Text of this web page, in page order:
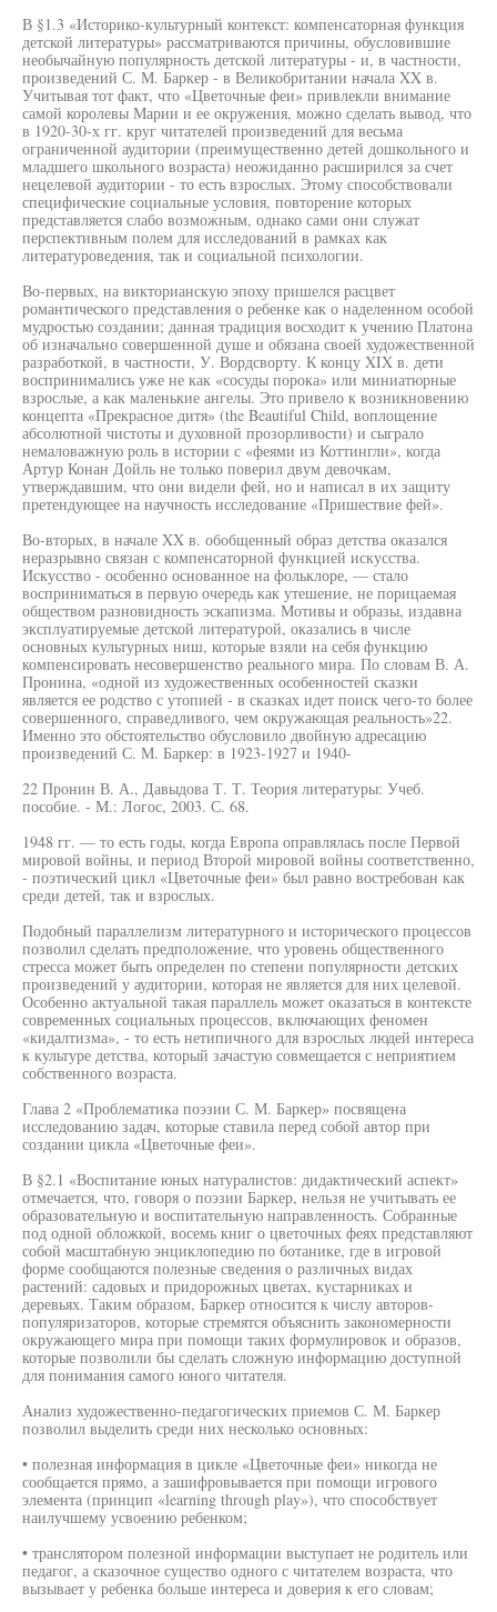
В §1.3 «Историко-культурный контекст: компенсаторная функция
детской литературы» рассматриваются причины, обусловившие
необычайную популярность детской литературы - и, в частности,
произведений С. М. Баркер - в Великобритании начала XX в.
Учитывая тот факт, что «Цветочные феи» привлекли внимание
самой королевы Марии и ее окружения, можно сделать вывод, что
в 1920-30-х гг. круг читателей произведений для весьма
ограниченной аудитории (преимущественно детей дошкольного и
младшего школьного возраста) неожиданно расширился за счет
нецелевой аудитории - то есть взрослых. Этому способствовали
специфические социальные условия, повторение которых
представляется слабо возможным, однако сами они служат
перспективным полем для исследований в рамках как
литературоведения, так и социальной психологии.
Во-первых, на викторианскую эпоху пришелся расцвет
романтического представления о ребенке как о наделенном особой
мудростью создании; данная традиция восходит к учению Платона
об изначально совершенной душе и обязана своей художественной
разработкой, в частности, У. Вордсворту. К концу XIX в. дети
воспринимались уже не как «сосуды порока» или миниатюрные
взрослые, а как маленькие ангелы. Это привело к возникновению
концепта «Прекрасное дитя» (the Beautiful Child, воплощение
абсолютной чистоты и духовной прозорливости) и сыграло
немаловажную роль в истории с «феями из Коттингли», когда
Артур Конан Дойль не только поверил двум девочкам,
утверждавшим, что они видели фей, но и написал в их защиту
претендующее на научность исследование «Пришествие фей».
Во-вторых, в начале XX в. обобщенный образ детства оказался
неразрывно связан с компенсаторной функцией искусства.
Искусство - особенно основанное на фольклоре, — стало
восприниматься в первую очередь как утешение, не порицаемая
обществом разновидность эскапизма. Мотивы и образы, издавна
эксплуатируемые детской литературой, оказались в числе
основных культурных ниш, которые взяли на себя функцию
компенсировать несовершенство реального мира. По словам В. А.
Пронина, «одной из художественных особенностей сказки
является ее родство с утопией - в сказках идет поиск чего-то более
совершенного, справедливого, чем окружающая реальность»22.
Именно это обстоятельство обусловило двойную адресацию
произведений С. М. Баркер: в 1923-1927 и 1940-
22 Пронин В. А., Давыдова Т. Т. Теория литературы: Учеб.
пособие. - М.: Логос, 2003. С. 68.
1948 гг. — то есть годы, когда Европа оправлялась после Первой
мировой войны, и период Второй мировой войны соответственно,
- поэтический цикл «Цветочные феи» был равно востребован как
среди детей, так и взрослых.
Подобный параллелизм литературного и исторического процессов
позволил сделать предположение, что уровень общественного
стресса может быть определен по степени популярности детских
произведений у аудитории, которая не является для них целевой.
Особенно актуальной такая параллель может оказаться в контексте
современных социальных процессов, включающих феномен
«кидалтизма», - то есть нетипичного для взрослых людей интереса
к культуре детства, который зачастую совмещается с неприятием
собственного возраста.
Глава 2 «Проблематика поэзии С. М. Баркер» посвящена
исследованию задач, которые ставила перед собой автор при
создании цикла «Цветочные феи».
В §2.1 «Воспитание юных натуралистов: дидактический аспект»
отмечается, что, говоря о поэзии Баркер, нельзя не учитывать ее
образовательную и воспитательную направленность. Собранные
под одной обложкой, восемь книг о цветочных феях представляют
собой масштабную энциклопедию по ботанике, где в игровой
форме сообщаются полезные сведения о различных видах
растений: садовых и придорожных цветах, кустарниках и
деревьях. Таким образом, Баркер относится к числу авторов-
популяризаторов, которые стремятся объяснить закономерности
окружающего мира при помощи таких формулировок и образов,
которые позволили бы сделать сложную информацию доступной
для понимания самого юного читателя.
Анализ художественно-педагогических приемов С. М. Баркер
позволил выделить среди них несколько основных:
• полезная информация в цикле «Цветочные феи» никогда не
сообщается прямо, а зашифровывается при помощи игрового
элемента (принцип «learning through play»), что способствует
наилучшему усвоению ребенком;
• транслятором полезной информации выступает не родитель или
педагог, а сказочное существо одного с читателем возраста, что
вызывает у ребенка больше интереса и доверия к его словам;